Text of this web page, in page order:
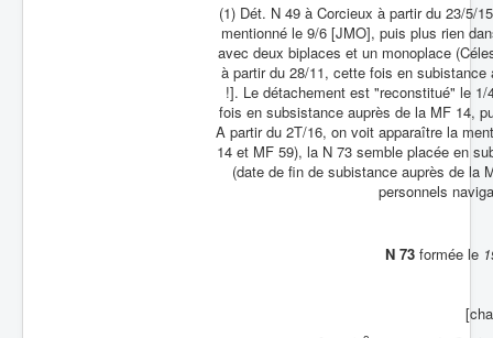
(1) Dét. N 49 à Corcieux à partir du 23/5/
mentionné le 9/6 [JMO], puis plus rien
avec deux biplaces et un monoplace
à partir du 28/11, cette fois en
!]. Le détachement est "reconstitué" le
fois en subsistance auprès de la MF 14,
A partir du 2T/16, on voit apparaître la
14 et MF 59), la N 73 semble placée en
(date de fin de subistance auprès de la
personnels
N 73 formée le